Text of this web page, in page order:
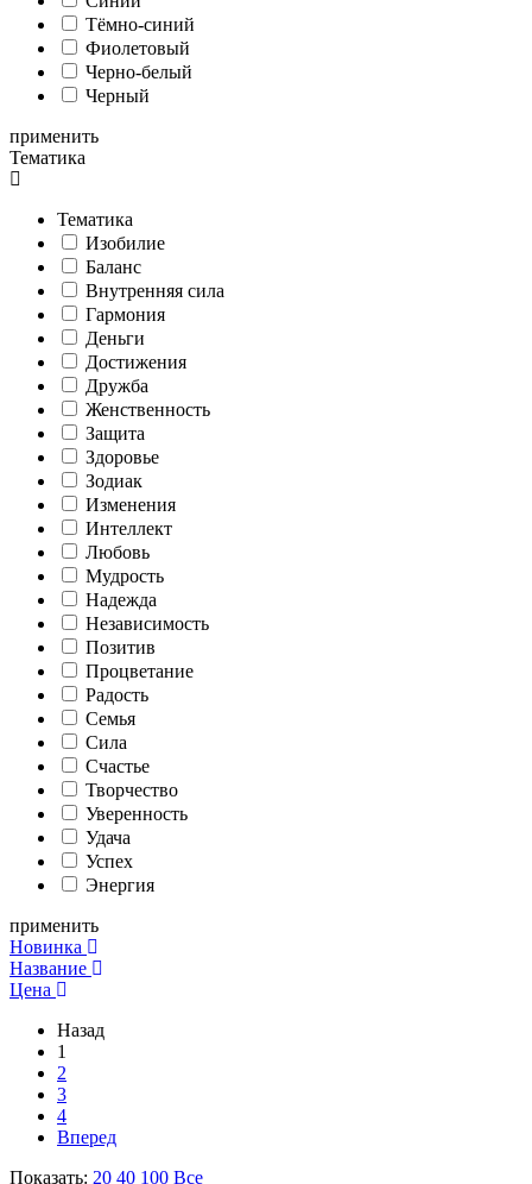
Тёмно-синий
Фиолетовый
Черно-белый
Черный
применить
Тематика
Тематика
Изобилие
Баланс
Внутренняя сила
Гармония
Деньги
Достижения
Дружба
Женственность
Защита
Здоровье
Зодиак
Изменения
Интеллект
Любовь
Мудрость
Надежда
Независимость
Позитив
Процветание
Радость
Семья
Сила
Счастье
Творчество
Уверенность
Удача
Успех
Энергия
применить
Новинка
Название
Цена
Назад
1
2
3
4
Вперед
Показать: 20 40 100 Все